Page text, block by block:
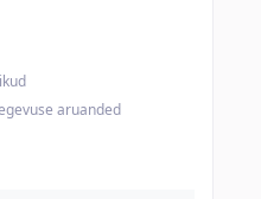
aruanded